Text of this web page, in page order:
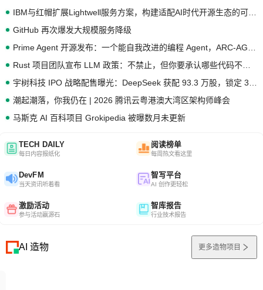
GitHub 再次爆发大规模服务降级
潮起潮落，你我仍在 | 2026 腾讯云粤港澳大湾区架构师峰会
马斯克 AI 百科项目 Grokipedia 被曝数月未更新
TECH DAILY
每日内容报纸化
阅读榜单
每周热文看这里
DevFM
当天资讯听着看
智写平台
AI 创作更轻松
激励活动
参与活动赢源石
智库报告
行业技术报告
AI 造物 更多造物项目